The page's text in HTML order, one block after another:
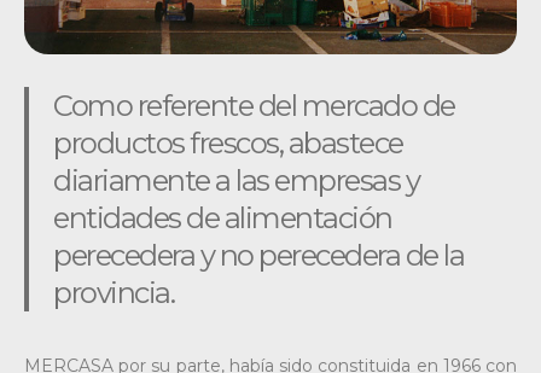
Como referente del mercado de
productos frescos, abastece
diariamente a las empresas y
entidades de alimentación
perecedera y no perecedera de la
provincia.
MERCASA por su parte, había sido constituida en 1966 con